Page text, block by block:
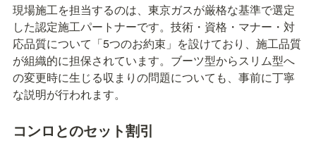
現場施工を担当するのは、東京ガスが厳格な基準で選定
した認定施工パートナーです。技術・資格・マナー・対
応品質について「5つのお約束」を設けており、施工品質
が組織的に担保されています。ブーツ型からスリム型へ
の変更時に生じる収まりの問題についても、事前に丁寧
な説明が行われます。
コンロとのセット割引